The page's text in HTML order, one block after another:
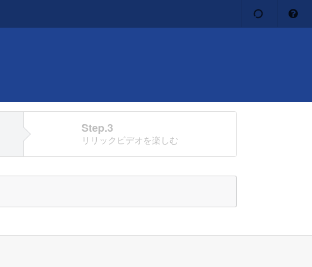
Step.3
リリックビデオを楽しむ